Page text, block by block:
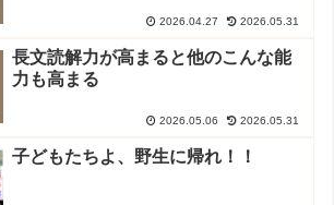
2026.04.27 2026.05.31
長文読解力が高まると他のこんな能
力も高まる
2026.05.06 2026.05.31
子どもたちよ、野生に帰れ！！